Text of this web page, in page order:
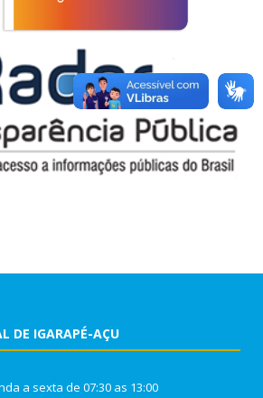
DE IGARAPÉ-AÇU
a sexta de 07:30 as 13:00